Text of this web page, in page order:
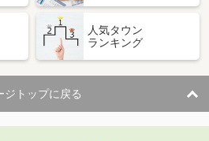
人気タウン
ランキング
ジトップに戻る